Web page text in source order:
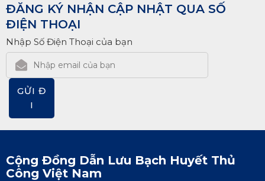
ĐĂNG KÝ NHẬN CẬP NHẬT QUA SỐ
ĐIỆN THOẠI
Nhập Số Điện Thoại của bạn
GỬI Đ
I
Cộng Đồng Dẫn Lưu Bạch Huyết Thủ
Công Việt Nam